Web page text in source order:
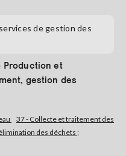
de gestion des
Production et
gestion des
37 - Collecte et traitement des
des déchets ;